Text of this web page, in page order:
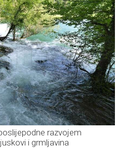
razvojem
i grmljavina